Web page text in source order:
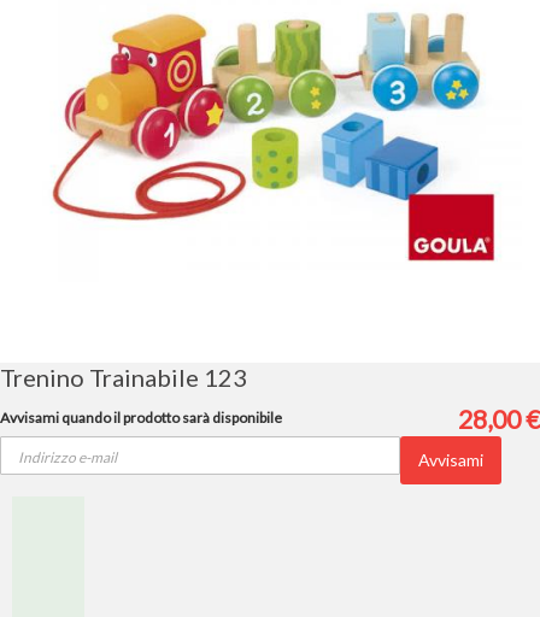
galleria
di
immagini
Trenino Trainabile 123
28,00 €
Avvisami quando il prodotto sarà disponibile
Avvisami